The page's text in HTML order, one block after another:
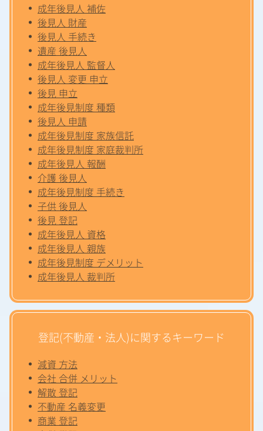
成年後見人 補佐
後見人 財産
後見人 手続き
遺産 後見人
成年後見人 監督人
後見人 変更 申立
後見 申立
成年後見制度 種類
後見人 申請
成年後見制度 家族信託
成年後見制度 家庭裁判所
成年後見人 報酬
介護 後見人
成年後見制度 手続き
子供 後見人
後見 登記
成年後見人 資格
成年後見人 親族
成年後見制度 デメリット
成年後見人 裁判所
登記(不動産・法人)に関するキーワード
減資 方法
会社 合併 メリット
解散 登記
不動産 名義変更
商業 登記